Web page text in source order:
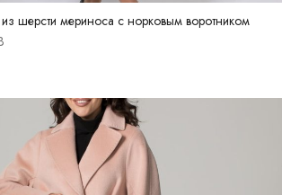
шерсти мериноса с норковым воротником